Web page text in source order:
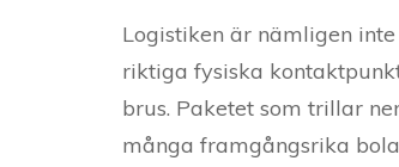
Logistiken är nämligen
riktiga fysiska
brus. Paketet som trillar
många framgångsrika